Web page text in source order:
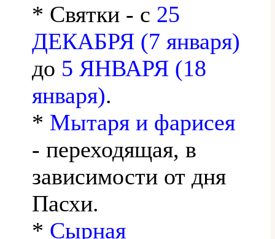
* Святки - с 25
ДЕКАБРЯ (7 января)
до 5 ЯНВАРЯ (18
января).
* Мытаря и фарисея
- переходящая, в
зависимости от дня
Пасхи.
* Сырная